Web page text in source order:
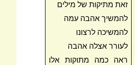
זאת מתיקות של מילים
להמשיך אהבה עמה
להמשיכה לרצונו
לעורר אצלה אהבה
ראה כמה מתוקות אלו